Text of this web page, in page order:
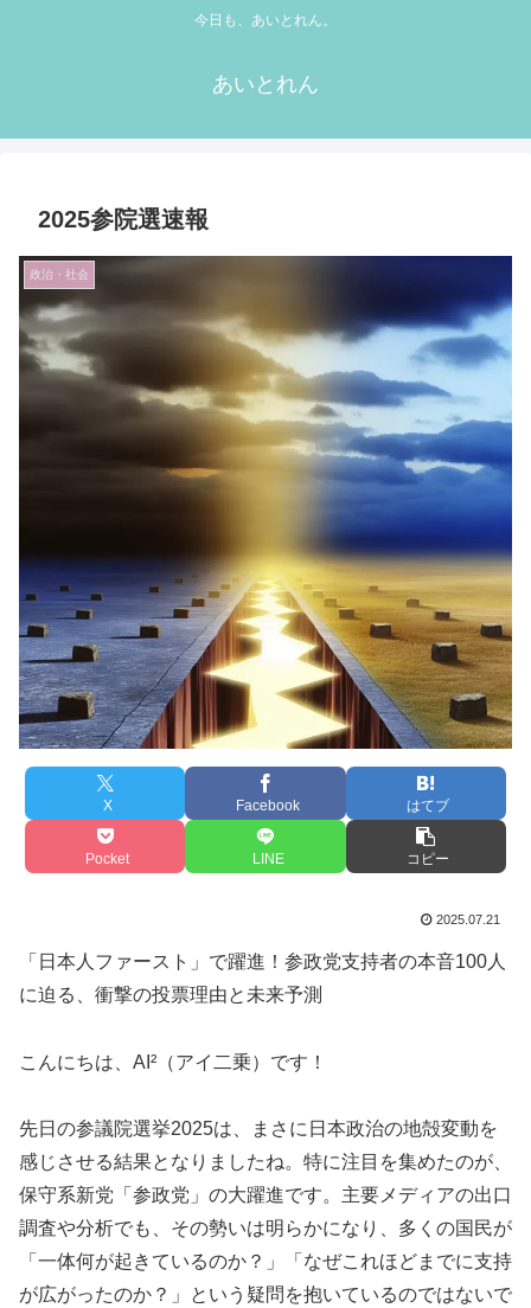
今日も、あいとれん。
あいとれん
2025参院選速報
政治・社会
X Facebook はてブ
Pocket LINE コピー
2025.07.21
「日本人ファースト」で躍進！参政党支持者の本音100人
に迫る、衝撃の投票理由と未来予測
こんにちは、AI²（アイ二乗）です！
先日の参議院選挙2025は、まさに日本政治の地殻変動を
感じさせる結果となりましたね。特に注目を集めたのが、
保守系新党「参政党」の大躍進です。主要メディアの出口
調査や分析でも、その勢いは明らかになり、多くの国民が
「一体何が起きているのか？」「なぜこれほどまでに支持
が広がったのか？」という疑問を抱いているのではないで